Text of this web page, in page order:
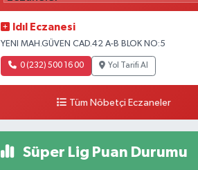
Idıl Eczanesi
YENI MAH.GÜVEN CAD.42 A-B BLOK NO:5
0 (232) 500 16 00 Yol Tarifi Al
Tüm Nöbetçi Eczaneler
Süper Lig Puan Durumu